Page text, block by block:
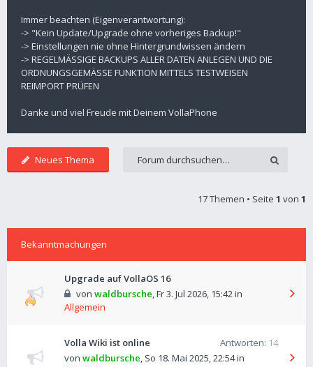
Immer beachten (Eigenverantwortung):
-> "Kein Update/Upgrade ohne vorheriges Backup!"
-> Einstellungen nie ohne Hintergrundwissen ändern
-> REGELMÄSSIGE BACKUPS ALLER DATEN ANLEGEN UND DIE
ORDNUNGSGEMÄSSE FUNKTION MITTELS TESTWEISEN
REIMPORT PRÜFEN
Danke und viel Freude mit Deinem VollaPhone
Neues Thema
17 Themen • Seite 1 von 1
Bekanntmachungen
Upgrade auf VollaOS 16
von waldbursche,Fr 3. Jul 2026, 15:42in
Allgemein
Volla Wiki ist online Antworten: 14
von waldbursche, So 18. Mai 2025, 22:54in